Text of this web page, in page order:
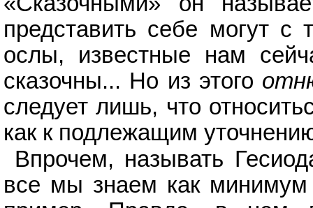
представить себе могут
ослы, известные нам
сказочны... Но из этого
следует лишь, что
как к подлежащим
Впрочем, называть
все мы знаем как минимум